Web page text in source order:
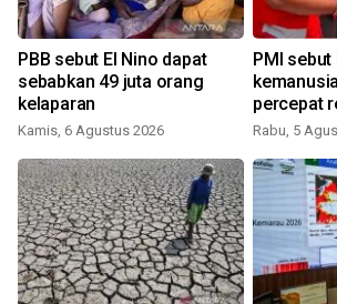
PBB sebut El Nino dapat
sebabkan 49 juta orang
kelaparan
Kamis, 6 Agustus 2026
PMI
percepat
nasional
Rabu, 5